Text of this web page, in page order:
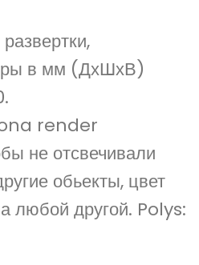
в мм (ДхШхВ)
render
не отсвечивали
обьекты, цвет
любой другой. Polys: